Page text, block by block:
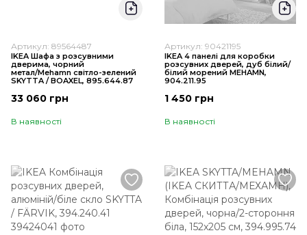
Артикул: 89564487
IKEA Шафа з розсувними
дверима, чорний
метал/Mehamn світло-зелений
SKYTTA / BOAXEL, 895.644.87
33 060 грн
В наявності
Артикул: 90421195
IKEA 4 панелі для коробки
розсувних дверей, дуб білий/
білий морений MEHAMN,
904.211.95
1 450 грн
В наявності